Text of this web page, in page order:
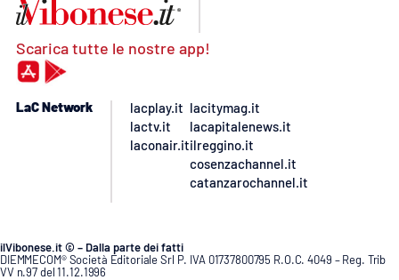
Scarica tutte le nostre app!
LaC Network
lacplay.it
lactv.it
laconair.it
lacitymag.it
lacapitalenews.it
ilreggino.it
cosenzachannel.it
catanzarochannel.it
ilVibonese.it © – Dalla parte dei fatti
DIEMMECOM® Società Editoriale Srl P. IVA 01737800795 R.O.C. 4049 – Reg. Trib
VV n.97 del 11.12.1996